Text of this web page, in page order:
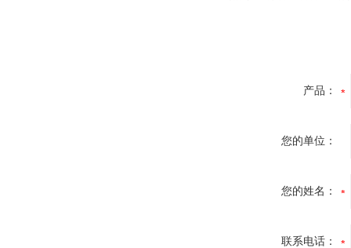
产品：
您的单位：
您的姓名：
联系电话：